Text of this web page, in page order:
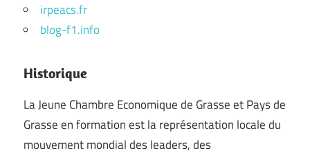
irpeacs.fr
blog-f1.info
Historique
La Jeune Chambre Economique de Grasse et Pays de
Grasse en formation est la représentation locale du
mouvement mondial des leaders, des